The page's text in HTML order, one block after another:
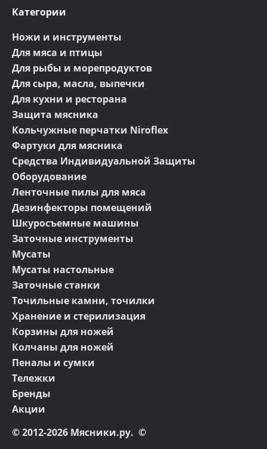
Категории
Ножи и инструменты
Для мяса и птицы
Для рыбы и морепродуктов
Для сыра, масла, выпечки
Для кухни и ресторана
Защита мясника
Кольчужные перчатки Niroflex
Фартуки для мясника
Средства Индивидуальной Защиты
Оборудование
Ленточные пилы для мяса
Дезинфекторы помещений
Шкуросъемные машины
Заточные инструменты
Мусаты
Мусаты настольные
Заточные станки
Точильные камни, точилки
Хранение и стерилизация
Корзины для ножей
Колчаны для ножей
Пеналы и сумки
Тележки
Бренды
Акции
© 2012-2026 Мясники.ру. ©